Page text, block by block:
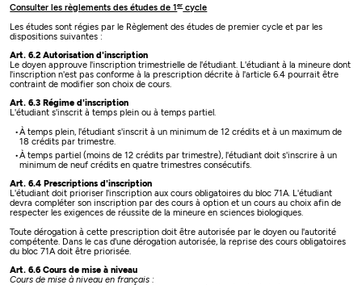
Consulter les règlements des études de 1ercycle
Les études sont régies par le Règlement des études de premier cycle et par les
dispositions suivantes :
Art. 6.2 Autorisation d'inscription
Le doyen approuve l'inscription trimestrielle de l'étudiant. L'étudiant à la mineure dont
l'inscription n'est pas conforme à la prescription décrite à l'article 6.4 pourrait être
contraint de modifier son choix de cours.
Art. 6.3 Régime d'inscription
L'étudiant s'inscrit à temps plein ou à temps partiel.
À temps plein, l'étudiant s'inscrit à un minimum de 12 crédits et à un maximum de
18 crédits par trimestre.
À temps partiel (moins de 12 crédits par trimestre), l'étudiant doit s'inscrire à un
minimum de neuf crédits en quatre trimestres consécutifs.
Art. 6.4 Prescriptions d'inscription
L'étudiant doit prioriser l'inscription aux cours obligatoires du bloc 71A. L'étudiant
devra compléter son inscription par des cours à option et un cours au choix afin de
respecter les exigences de réussite de la mineure en sciences biologiques.
Toute dérogation à cette prescription doit être autorisée par le doyen ou l'autorité
compétente. Dans le cas d'une dérogation autorisée, la reprise des cours obligatoires
du bloc 71A doit être priorisée.
Art. 6.6 Cours de mise à niveau
Cours de mise à niveau en français :